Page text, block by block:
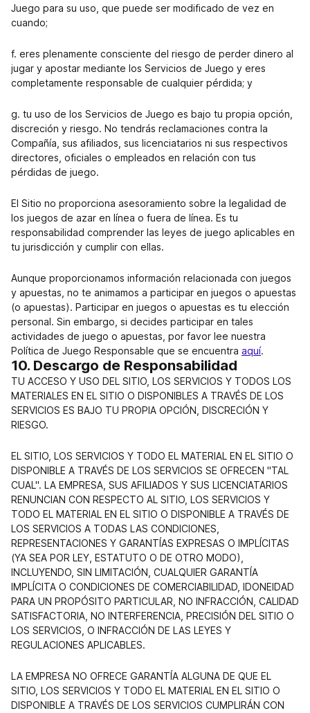
Juego para su uso, que puede ser modificado de vez en
cuando;
f. eres plenamente consciente del riesgo de perder dinero al
jugar y apostar mediante los Servicios de Juego y eres
completamente responsable de cualquier pérdida; y
g. tu uso de los Servicios de Juego es bajo tu propia opción,
discreción y riesgo. No tendrás reclamaciones contra la
Compañía, sus afiliados, sus licenciatarios ni sus respectivos
directores, oficiales o empleados en relación con tus
pérdidas de juego.
El Sitio no proporciona asesoramiento sobre la legalidad de
los juegos de azar en línea o fuera de línea. Es tu
responsabilidad comprender las leyes de juego aplicables en
tu jurisdicción y cumplir con ellas.
Aunque proporcionamos información relacionada con juegos
y apuestas, no te animamos a participar en juegos o apuestas
(o apuestas). Participar en juegos o apuestas es tu elección
personal. Sin embargo, si decides participar en tales
actividades de juego o apuestas, por favor lee nuestra
Política de Juego Responsable que se encuentra aquí.
10. Descargo de Responsabilidad
TU ACCESO Y USO DEL SITIO, LOS SERVICIOS Y TODOS LOS
MATERIALES EN EL SITIO O DISPONIBLES A TRAVÉS DE LOS
SERVICIOS ES BAJO TU PROPIA OPCIÓN, DISCRECIÓN Y
RIESGO.
EL SITIO, LOS SERVICIOS Y TODO EL MATERIAL EN EL SITIO O
DISPONIBLE A TRAVÉS DE LOS SERVICIOS SE OFRECEN "TAL
CUAL". LA EMPRESA, SUS AFILIADOS Y SUS LICENCIATARIOS
RENUNCIAN CON RESPECTO AL SITIO, LOS SERVICIOS Y
TODO EL MATERIAL EN EL SITIO O DISPONIBLE A TRAVÉS DE
LOS SERVICIOS A TODAS LAS CONDICIONES,
REPRESENTACIONES Y GARANTÍAS EXPRESAS O IMPLÍCITAS
(YA SEA POR LEY, ESTATUTO O DE OTRO MODO),
INCLUYENDO, SIN LIMITACIÓN, CUALQUIER GARANTÍA
IMPLÍCITA O CONDICIONES DE COMERCIABILIDAD, IDONEIDAD
PARA UN PROPÓSITO PARTICULAR, NO INFRACCIÓN, CALIDAD
SATISFACTORIA, NO INTERFERENCIA, PRECISIÓN DEL SITIO O
LOS SERVICIOS, O INFRACCIÓN DE LAS LEYES Y
REGULACIONES APLICABLES.
LA EMPRESA NO OFRECE GARANTÍA ALGUNA DE QUE EL
SITIO, LOS SERVICIOS Y TODO EL MATERIAL EN EL SITIO O
DISPONIBLE A TRAVÉS DE LOS SERVICIOS CUMPLIRÁN CON